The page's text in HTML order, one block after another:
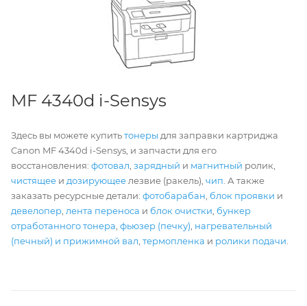
MF 4340d i-Sensys
Здесь вы можете купитьтонеры для заправки картриджа
Canon MF 4340d i-Sensys, и запчасти для его
восстановления: фотовал зарядный и магнитный ролик,
чистящее и дозирующее лезвие (ракель), чип . А также
заказать ресурсные детали: фотобарабан блок проявки и
девелопер лента переноса и блок очистки бункер
отработанного тонера фьюзер (печку) нагревательный
(печный) и прижимной вал термопленка и ролики подачи